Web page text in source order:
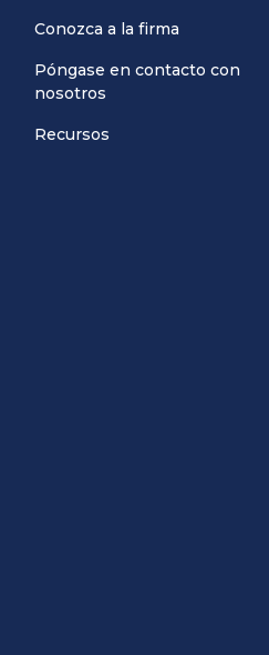
Conozca a la firma
Póngase en contacto con
nosotros
Recursos